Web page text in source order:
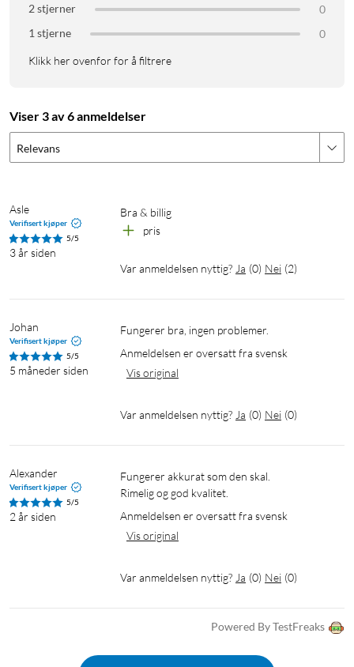
2 stjerner
0
1 stjerne
0
Klikk her ovenfor for å filtrere
Viser 3 av 6 anmeldelser
Relevans
Asle
Verifisert kjøper
5/5
3 år siden
pris
Var anmeldelsen nyttig? Ja (0) Nei (2)
Johan
Verifisert kjøper
5/5
5 måneder siden
Fungerer bra, ingen problemer.
Anmeldelsen er oversatt fra svensk
Vis original
Var anmeldelsen nyttig? Ja (0) Nei (0)
Alexander
Verifisert kjøper
5/5
2 år siden
Fungerer akkurat som den skal.
Rimelig og god kvalitet.
Anmeldelsen er oversatt fra svensk
Vis original
Var anmeldelsen nyttig? Ja (0) Nei (0)
Powered By TestFreaks